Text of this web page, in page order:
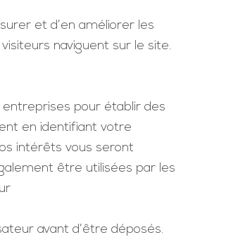
et d’en améliorer les
naviguent sur le site.
pour établir des
en identifiant votre
intérêts vous seront
être utilisées par les
avant d’être déposés.